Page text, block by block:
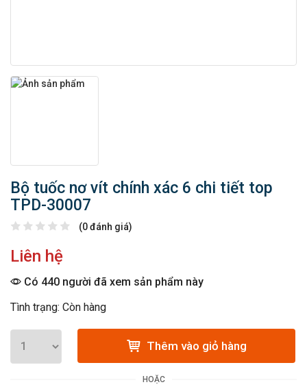
Bộ tuốc nơ vít chính xác 6 chi tiết top
TPD-30007
(0 đánh giá)
Liên hệ
Có 440 người đã xem sản phẩm này
Tình trạng: Còn hàng
Thêm vào giỏ hàng
HOẶC